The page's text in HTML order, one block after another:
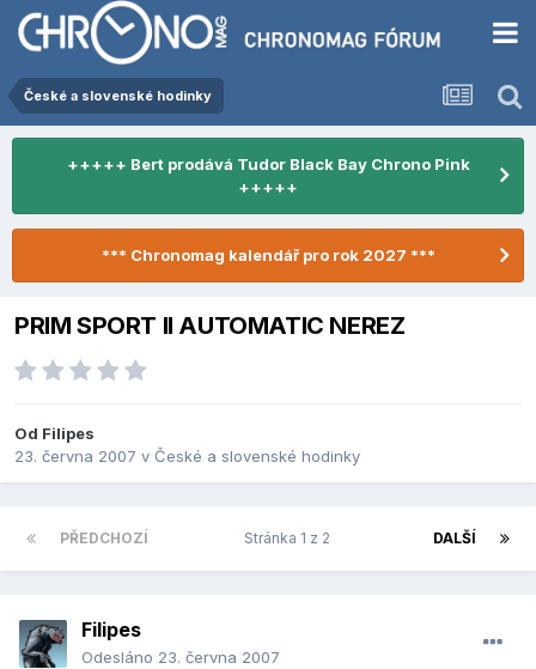
České a slovenské hodinky
+++++ Bert prodává Tudor Black Bay Chrono Pink
+++++
*** Chronomag kalendář pro rok 2027 ***
PRIM SPORT II AUTOMATIC NEREZ
Od Filipes
23. června 2007 v České a slovenské hodinky
PŘEDCHOZÍ DALŠÍ
Stránka 1 z 2
Filipes
Odesláno 23. června 2007